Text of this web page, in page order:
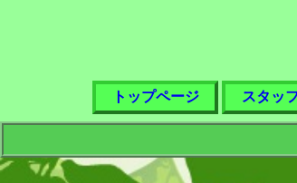
トップページ スタッ